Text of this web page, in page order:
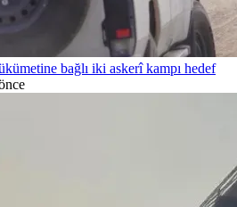
bağlı iki askerî kampı hedef